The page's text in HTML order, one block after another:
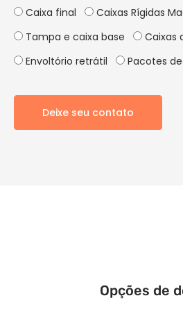
Caixa final
Caixas Rígidas
Tampa e caixa base
Caixas
Envoltório retrátil
Pacotes
Deixe seu contato
Opções de